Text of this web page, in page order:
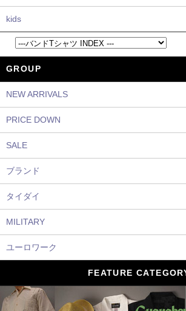
kids
GROUP
NEW ARRIVALS
PRICE DOWN
SALE
ブランド
タイダイ
MILITARY
ユーロワーク
FEATURE